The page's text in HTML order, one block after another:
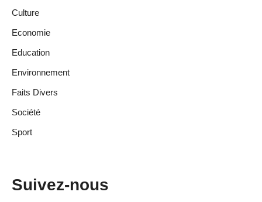
Culture
Economie
Education
Environnement
Faits Divers
Société
Sport
Suivez-nous